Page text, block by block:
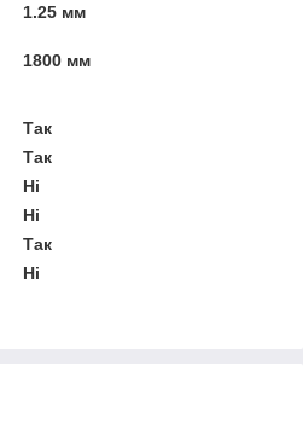
1.25 мм
1800 мм
Так
Так
Ні
Ні
Так
Ні